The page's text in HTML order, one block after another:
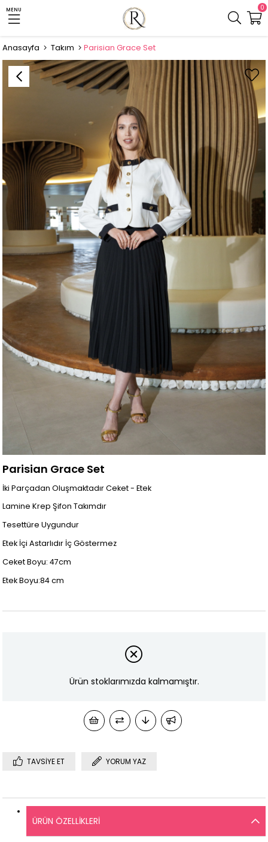
MENU 0
Anasayfa Takım Parisian Grace Set
Parisian Grace Set
İki Parçadan Oluşmaktadır Ceket - Etek
Lamine Krep Şifon Takımdır
Tesettüre Uygundur
Etek İçi Astarlıdır İç Göstermez
Ceket Boyu: 47cm
Etek Boyu:84 cm
Ürün stoklarımızda kalmamıştır.
TAVSIYE ET YORUM YAZ
ÜRÜN ÖZELLIKLERI